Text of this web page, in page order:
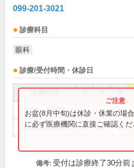
099-201-3021
診療科目
眼科
診療/受付時間・休診日
9:00～12:30 ● ● ●
14:00～18:00 ● ● ●
お盆(8月中旬)は休診・休業の場
に必ず医療機関に直接ご確認くだ
備考: 受付は診療終了30分前